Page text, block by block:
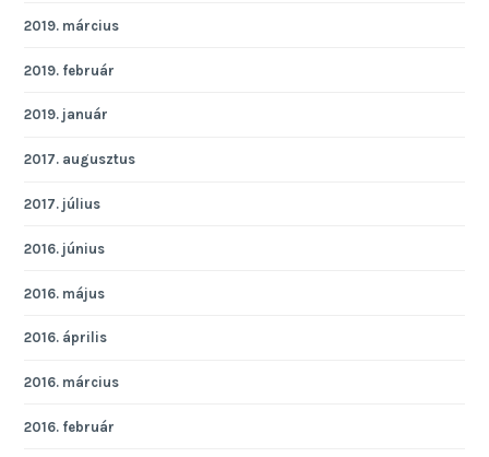
2019. március
2019. február
2019. január
2017. augusztus
2017. július
2016. június
2016. május
2016. április
2016. március
2016. február